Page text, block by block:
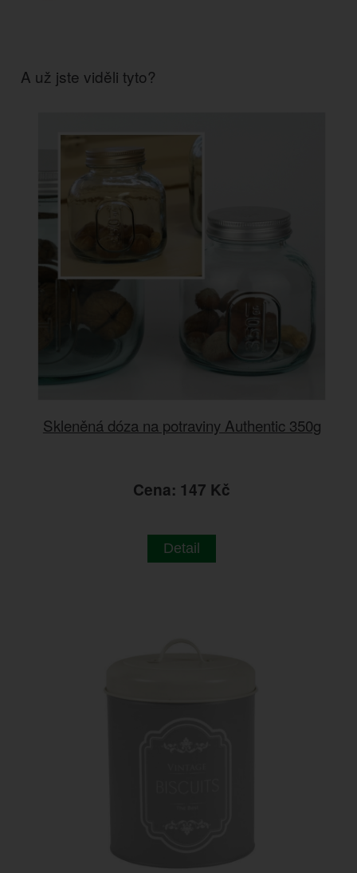
A už jste viděli tyto?
Skleněná dóza na potraviny Authentic 350g
Cena: 147 Kč
Detail